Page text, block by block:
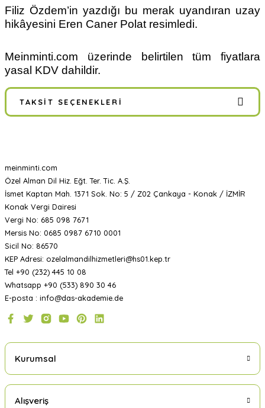
Filiz Özdem’in yazdığı bu merak uyandıran uzay
hikâyesini Eren Caner Polat resimledi.
Meinminti.com üzerinde belirtilen tüm fiyatlara
yasal KDV dahildir.
TAKSIT SEÇENEKLERI
meinminti.com
Özel Alman Dil Hiz. Eğt. Ter. Tic. A.Ş.
İsmet Kaptan Mah. 1371 Sok. No: 5 / Z02 Çankaya - Konak / İZMİR
Konak Vergi Dairesi
Vergi No: 685 098 7671
Mersis No: 0685 0987 6710 0001
Sicil No: 86570
KEP Adresi: ozelalmandilhizmetleri@hs01.kep.tr
Tel +90 (232) 445 10 08
Whatsapp +90 (533) 890 30 46
E-posta : info@das-akademie.de
Kurumsal
Alışveriş